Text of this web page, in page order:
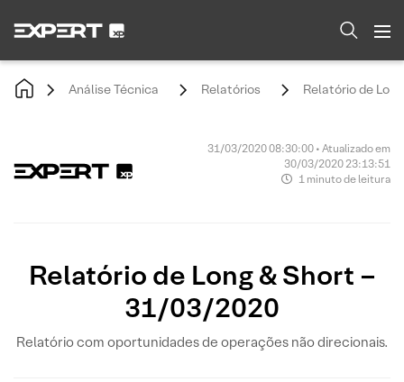
Análise Técnica Relatórios Relatório de
31/03/2020 08:30:00 • Atualizado em
30/03/2020 23:13:51
1 minuto de leitura
Relatório de Long & Short –
31/03/2020
Relatório com oportunidades de operações não direcionais.